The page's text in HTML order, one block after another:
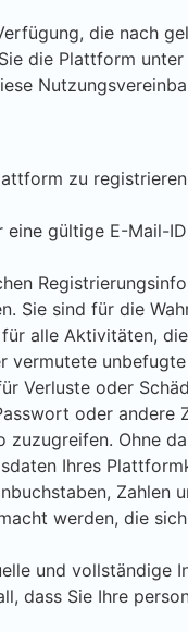
die nach
die Plattform
zu
gültige E-Mail-
Sie sind für die
alle Aktivitäten,
Verluste oder
oder
Ohne
Ihres
werden, die
und
dass Sie Ihre